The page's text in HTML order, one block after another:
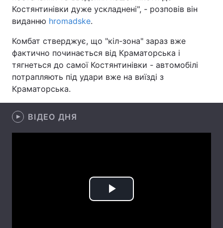
Відео з Youtube
Інтерв'ю Думки
Контакти
Послуги
Костянтинівки дуже ускладнені", - розповів він
виданню hromadske.
Комбат стверджує, що "кіл-зона" зараз вже
фактично починається від Краматорська і
тягнеться до самої Костянтинівки - автомобілі
потрапляють під удари вже на виїзді з
Краматорська.
ВІДЕО ДНЯ
Play